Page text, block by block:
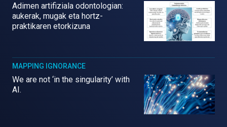
Adimen artifiziala odontologian:
aukerak, mugak eta hortz-
praktikaren etorkizuna
MAPPING IGNORANCE
We are not ‘in the singularity’ with
AI.